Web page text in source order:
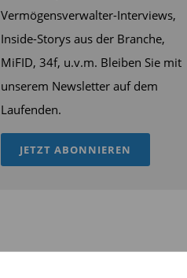
Vermögensverwalter-Interviews,
Inside-Storys aus der Branche,
MiFID, 34f, u.v.m. Bleiben Sie mit
unserem Newsletter auf dem
Laufenden.
JETZT ABONNIEREN